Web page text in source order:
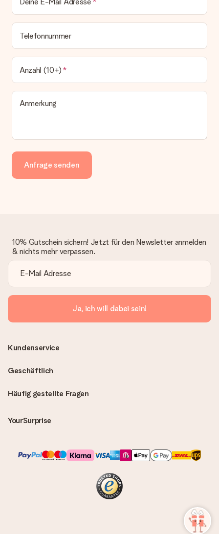
Telefonnummer
Anzahl (10+)
Anmerkung
Anfrage senden
10% Gutschein sichern! Jetzt für den Newsletter anmelden
& nichts mehr verpassen.
Ja, ich will dabei sein!
Häufig gestellte Fragen
YourSurprise
Kundenservice
Geschäftlich